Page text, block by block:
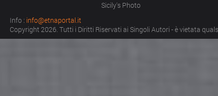
Sicily's Photo
Info : info@etnaportal.it
Copyright 2026. Tutti i Diritti Riservati ai Singoli Autori - è vietata